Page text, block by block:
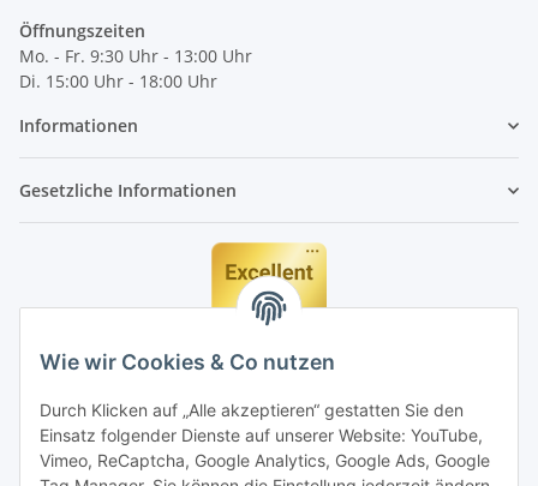
Wie wir Cookies & Co nutzen
Durch Klicken auf „Alle akzeptieren“ gestatten Sie den
Einsatz folgender Dienste auf unserer Website: YouTube,
Vimeo, ReCaptcha, Google Analytics, Google Ads, Google
Öffnungszeiten
Mo. - Fr. 9:30 Uhr - 13:00 Uhr
Di. 15:00 Uhr - 18:00 Uhr
Informationen
Gesetzliche Informationen